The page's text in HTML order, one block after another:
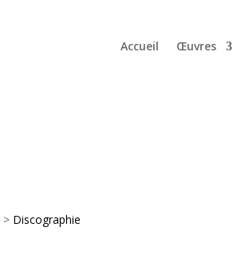
Accueil Œuvres
> Discographie